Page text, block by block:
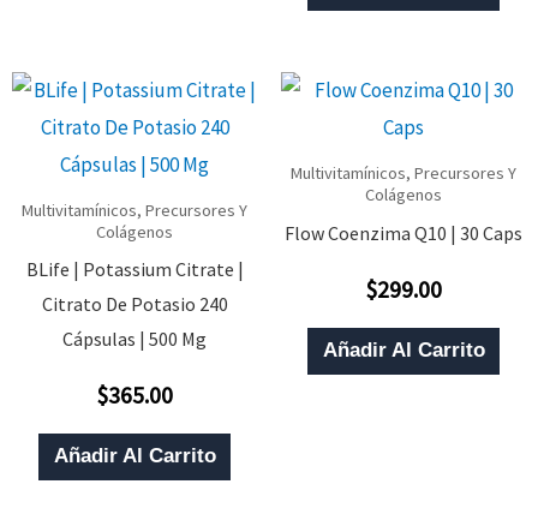
Multivitamínicos, Precursores Y
Colágenos
BLife | Potassium Citrate |
Citrato De Potasio 240
Cápsulas | 500 Mg
Valorado
0
De
5
$365.00
Añadir Al Carrito
Multivitamínicos, Precursores Y
Colágenos
Flow Coenzima Q10 | 30 Caps
Valorado
0
De
5
$299.00
Añadir Al Carrito